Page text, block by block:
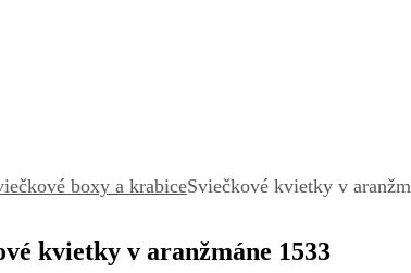
boxy a krabiceSviečkové kvietky v
kvietky v aranžmáne 1533